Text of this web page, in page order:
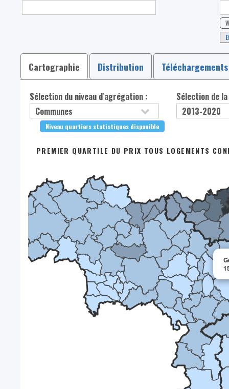
Cartographie Distribution Téléchargements
Sélection du niveau d'agrégation :
Niveau quartiers statistiques disponible
Sélection de
PREMIER QUARTILE DU PRIX TOUS LOGEMENTS